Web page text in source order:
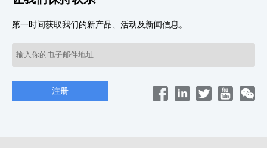
第一时间获取我们的新产品、活动及新闻信息。